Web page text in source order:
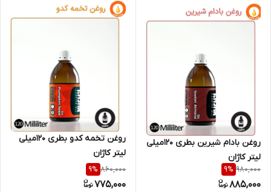
روغن بادام شیرین بطری 120میلی
لیتر کاژان
980,000
9%
885,000
روغن تخمه کدو بطری 120میلی
لیتر کاژان
860,000
9%
775,000